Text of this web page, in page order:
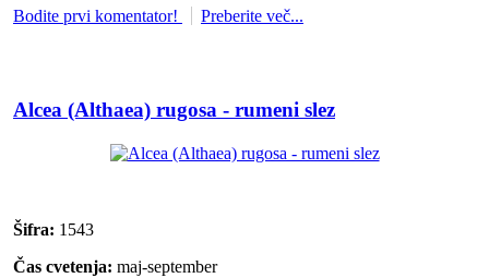
Bodite prvi komentator! Preberite več...
Alcea (Althaea) rugosa - rumeni slez
Šifra: 1543
Čas cvetenja: maj-september